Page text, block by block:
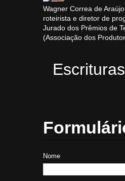
Wagner Correa de
roteirista e diretor de
Jurado dos Prêmios de
(Associação dos
Nome